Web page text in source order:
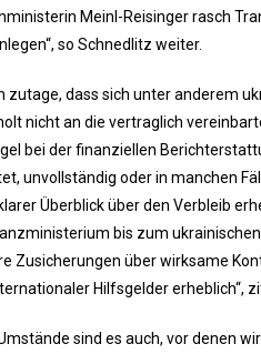
Meinl-Reisinger rasch
so Schnedlitz weiter.
zutage, dass sich unter anderem
nicht an die vertraglich
bei der finanziellen
unvollständig oder in manchen
Überblick über den Verbleib
bis zum
Zusicherungen über wirksame
Hilfsgelder erheblich“,
sind es auch, vor denen